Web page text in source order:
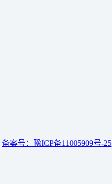
备案号：豫ICP备11005909号-25